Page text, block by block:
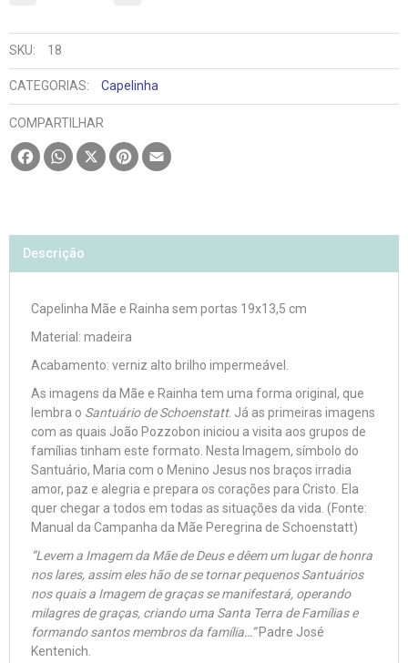
SKU: 18
CATEGORIAS: Capelinha
COMPARTILHAR
FacebookWhatsApp
X Pinterest
Descrição
Capelinha Mãe e Rainha sem portas 19x13,5 cm
Material: madeira
Acabamento: verniz alto brilho impermeável.
As imagens da Mãe e Rainha tem uma forma original, que
lembra o Santuário de Schoenstatt. Já as primeiras imagens
com as quais João Pozzobon iniciou a visita aos grupos de
famílias tinham este formato. Nesta Imagem, símbolo do
Santuário, Maria com o Menino Jesus nos braços irradia
amor, paz e alegria e prepara os corações para Cristo. Ela
quer chegar a todos em todas as situações da vida. (Fonte:
Manual da Campanha da Mãe Peregrina de Schoenstatt)
“Levem a Imagem da Mãe de Deus e dêem um lugar de honra
nos lares, assim eles hão de se tornar pequenos Santuários
nos quais a Imagem de graças se manifestará, operando
milagres de graças, criando uma Santa Terra de Famílias e
formando santos membros da família…”Padre José
Kentenich.